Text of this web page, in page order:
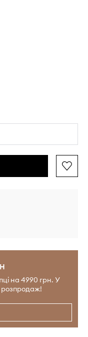
на 4990 грн. У
розпродаж!